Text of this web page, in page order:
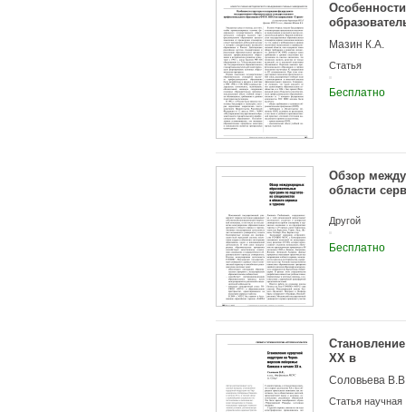
ВПО) по
Мазин К.А.
Статья
Бесплатно
Обзор
области
Другой
Бесплатно
XX в
Соловьева
Статья научная